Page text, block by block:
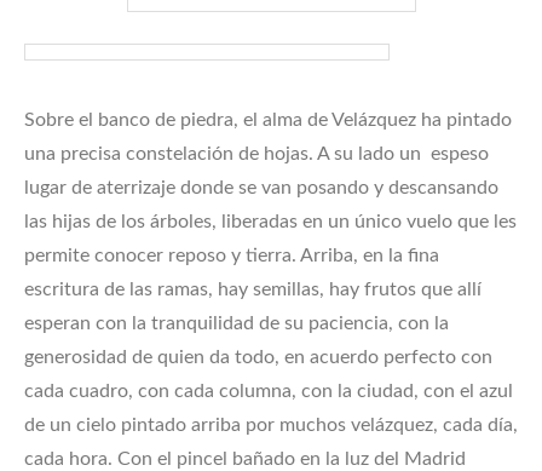
Sobre el banco de piedra, el alma de Velázquez ha pintado
una precisa constelación de hojas. A su lado un espeso
lugar de aterrizaje donde se van posando y descansando
las hijas de los árboles, liberadas en un único vuelo que les
permite conocer reposo y tierra. Arriba, en la fina
escritura de las ramas, hay semillas, hay frutos que allí
esperan con la tranquilidad de su paciencia, con la
generosidad de quien da todo, en acuerdo perfecto con
cada cuadro, con cada columna, con la ciudad, con el azul
de un cielo pintado arriba por muchos velázquez, cada día,
cada hora. Con el pincel bañado en la luz del Madrid